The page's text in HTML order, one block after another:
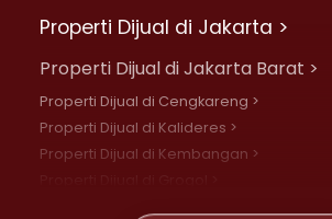
Properti Dijual di Jakarta >
Properti Dijual di Jakarta Barat >
Properti Dijual di Cengkareng >
Properti Dijual di Kalideres >
Properti Dijual di Kembangan >